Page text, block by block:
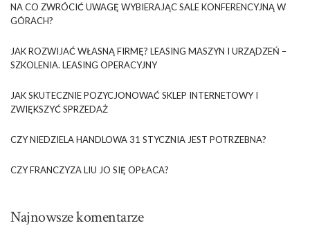
NA CO ZWRÓCIĆ UWAGĘ WYBIERAJĄC SALE KONFERENCYJNĄ W
GÓRACH?
JAK ROZWIJAĆ WŁASNĄ FIRMĘ? LEASING MASZYN I URZĄDZEŃ –
SZKOLENIA. LEASING OPERACYJNY
JAK SKUTECZNIE POZYCJONOWAĆ SKLEP INTERNETOWY I
ZWIĘKSZYĆ SPRZEDAŻ
CZY NIEDZIELA HANDLOWA 31 STYCZNIA JEST POTRZEBNA?
CZY FRANCZYZA LIU JO SIĘ OPŁACA?
Najnowsze komentarze